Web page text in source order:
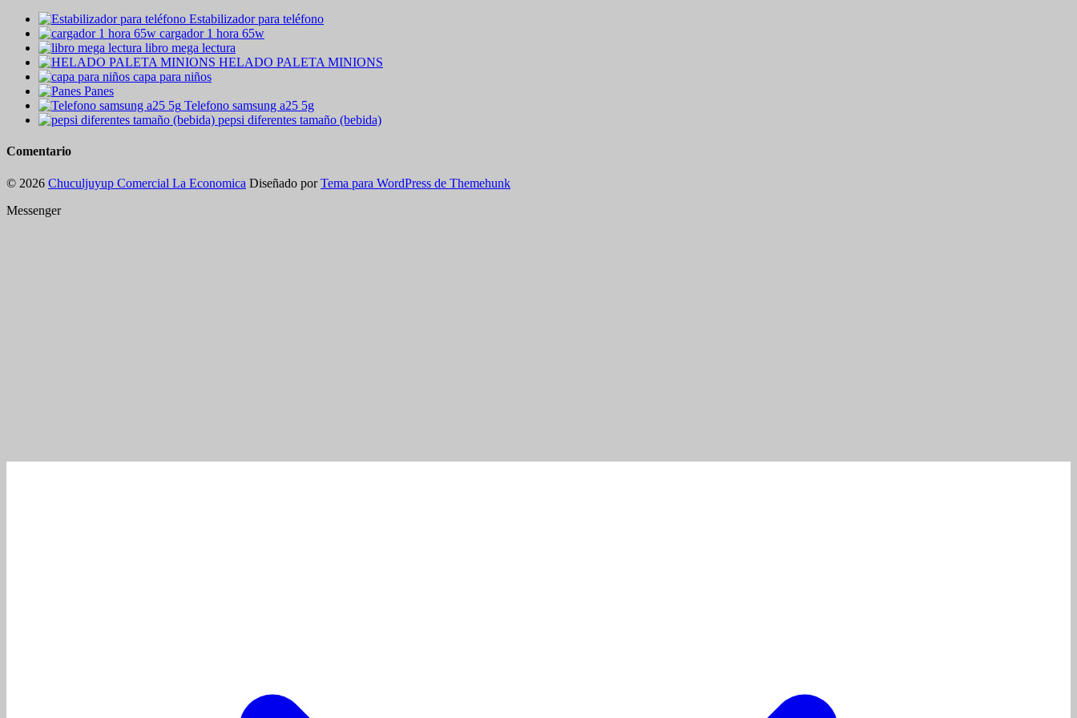
Estabilizador para teléfono
cargador 1 hora 65w
libro mega lectura
HELADO PALETA MINIONS
capa para niños
Panes
Telefono samsung a25 5g
pepsi diferentes tamaño (bebida)
Comentario
© 2026 Chuculjuyup Comercial La Economica Diseñado por Tema para WordPress de Themehunk
Messenger